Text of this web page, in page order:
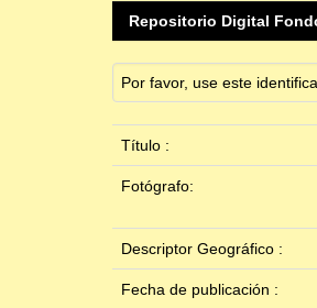
Repositorio Digital
Por favor, use este
Título :
Fotógrafo:
Descriptor Geográfico :
Fecha de publicación :